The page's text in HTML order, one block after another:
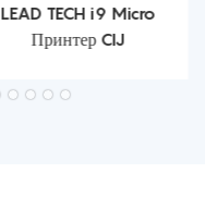
LEAD TECH i9 Micro
Принтер CIJ